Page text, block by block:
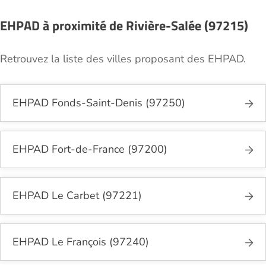
EHPAD à proximité de Rivière-Salée (97215)
Retrouvez la liste des villes proposant des EHPAD.
EHPAD Fonds-Saint-Denis (97250)
EHPAD Fort-de-France (97200)
EHPAD Le Carbet (97221)
EHPAD Le François (97240)